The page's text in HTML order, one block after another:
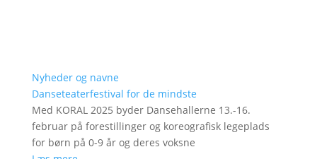
Nyheder og navne
Danseteaterfestival for de mindste
Med KORAL 2025 byder Dansehallerne 13.-16.
februar på forestillinger og koreografisk legeplads
for børn på 0-9 år og deres voksne